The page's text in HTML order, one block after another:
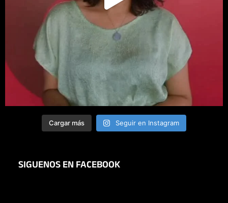
Cargar más Seguir en Instagram
SIGUENOS EN FACEBOOK